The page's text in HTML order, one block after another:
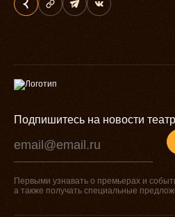
Подпишитесь на новости
Первыми узнавать о премьерах и
а также получать специальные